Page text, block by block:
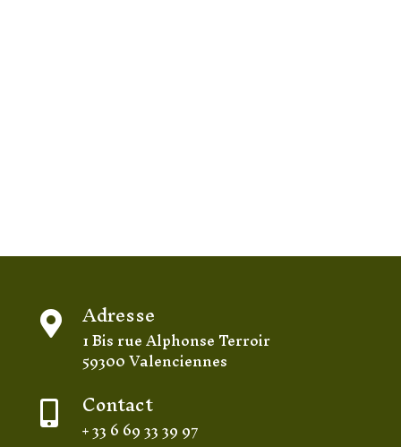
 Adresse
1 Bis rue Alphonse Terroir
59300 Valenciennes
 Contact
+ 33 6 69 33 39 97